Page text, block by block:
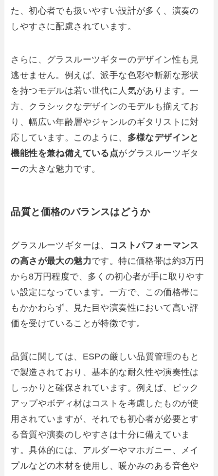
た、初心者でも扱いやすい設計が多く、演奏の
しやすさに配慮されています。
さらに、グラスルーツギターのデザイン性も見
逃せません。例えば、派手な色彩や斬新な形状
を持つモデルは若い世代に人気があります。一
方、クラシックなデザインのモデルも揃えてお
り、幅広い年齢層やジャンルのギタリストに対
応しています。このように、 多様なデザインと
機能性を兼ね備えている点がグラスルーツギタ
ーの大きな魅力です。
品質と価格のバランスはどうか
グラスルーツギターは、
コストパフォーマンス
の高さが最大の魅力です。特に価格帯は約3万円
から8万円程度で、多くの初心者が手に取りやす
い設定になっています。一方で、この価格帯に
もかかわらず、見た目や演奏性において高い評
価を受けていることが特徴です。
品質に関しては、ESPの厳しい品質管理のもと
で製造されており、基本的な耐久性や演奏性は
しっかりと確保されています。例えば、ピック
アップやボディ材はコストを考慮したものが使
用されていますが、それでも初心者が必要とす
る音質や演奏のしやすさは十分に備えていま
す。具体的には、アルダーやマホガニー、メイ
プルなどの木材を使用し、暖かみのある音色や